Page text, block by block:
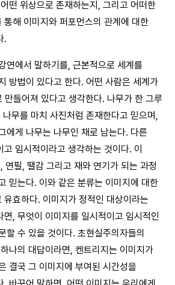
떤 위상으로 존재하는지, 그리고 어떠한
통해 이미지와 퍼포먼스의 관계에 대한
.
연에서 말하기를, 근본적으로 세계를
방법이 있다고 한다. 어떤 사람은 세계가
들어져 있다고 생각한다. 나무가 한 그루
무를 마치 사진처럼 존재한다고 믿으며,
에게 나무는 나무인 채로 남는다. 다른
임시적이라고 생각하는 것이다. 이
연필, 땔감 그리고 재와 연기가 되는 과정
믿는다. 이와 같은 분류는 이미지에 대한
유효하다. 이미지가 정적인 대상이라는
면, 무엇이 이미지를 일시적이고 임시적인
할 수 있을 것이다. 초현실주의자들의
나의 대답이라면, 켄트리지는 이미지가
결국 그 이미지에 부여된 시간성을